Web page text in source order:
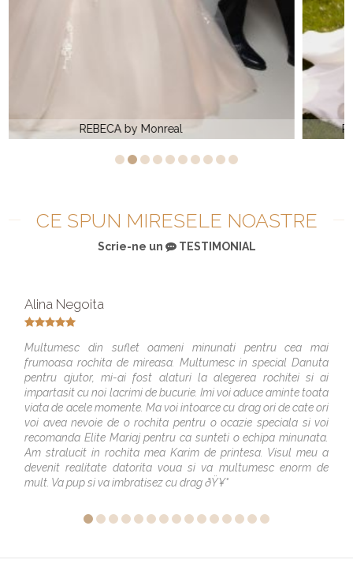
Rochie de mireasa simpla AUSTOMA by Monreal
CE SPUN MIRESELE NOASTRE
Scrie-ne un TESTIMONIAL
Alina Negoita
Multumesc din suflet oameni minunati pentru cea mai
frumoasa rochita de mireasa. Multumesc in special Danuta
pentru ajutor, mi-ai fost alaturi la alegerea rochitei si ai
impartasit cu noi lacrimi de bucurie. Imi voi aduce aminte toata
viata de acele momente. Ma voi intoarce cu drag ori de cate ori
voi avea nevoie de o rochita pentru o ocazie speciala si voi
recomanda Elite Mariaj pentru ca sunteti o echipa minunata.
Am stralucit in rochita mea Karim de printesa. Visul meu a
devenit realitate datorita voua si va multumesc enorm de
mult. Va pup si va imbratisez cu drag ðŸ¥°